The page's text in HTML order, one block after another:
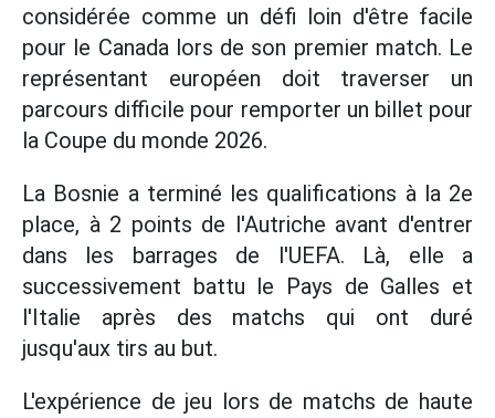
considérée comme un défi loin d'être facile
pour le Canada lors de son premier match. Le
représentant européen doit traverser un
parcours difficile pour remporter un billet pour
la Coupe du monde 2026.
La Bosnie a terminé les qualifications à la 2e
place, à 2 points de l'Autriche avant d'entrer
dans les barrages de l'UEFA. Là, elle a
successivement battu le Pays de Galles et
l'Italie après des matchs qui ont duré
jusqu'aux tirs au but.
L'expérience de jeu lors de matchs de haute